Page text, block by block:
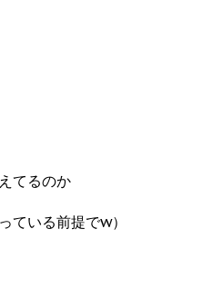
てるのか
ている前提でw）